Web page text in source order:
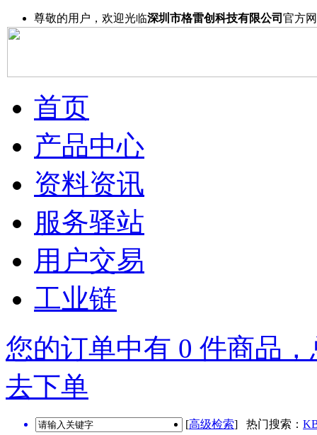
尊敬的用户，欢迎光临深圳市格雷创科技有限公司 官方
首页
产品中心
资料资讯
服务驿站
用户交易
工业链
您的订单中有 0 件商品
去下单
[高级检索] 热门搜索：